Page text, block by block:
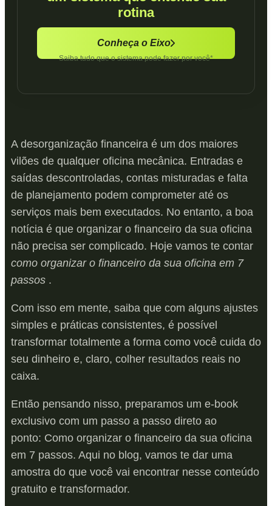
A desorganização financeira é um dos maiores
vilões de qualquer oficina mecânica. Entradas e
saídas descontroladas, contas misturadas e falta
de planejamento podem comprometer até os
serviços mais bem executados. No entanto, a boa
notícia é que organizar o financeiro da sua oficina
não precisa ser complicado. Hoje vamos te contar
como organizar o financeiro da sua oficina em 7
passos .
Com isso em mente, saiba que com alguns ajustes
simples e práticas consistentes, é possível
transformar totalmente a forma como você cuida do
seu dinheiro e, claro, colher resultados reais no
caixa.
Então pensando nisso, preparamos um e-book
exclusivo com um passo a passo direto ao
ponto: Como organizar o financeiro da sua oficina
em 7 passos. Aqui no blog, vamos te dar uma
amostra do que você vai encontrar nesse conteúdo
gratuito e transformador.
rotina
Conheça o Eixo
Saiba tudo que o sistema pode fazer por você*